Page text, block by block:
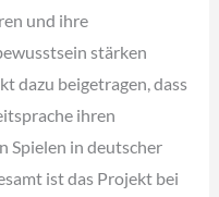
und ihre
stärken
dazu beigetragen, dass
ihren
Spielen in deutscher
ist das Projekt bei